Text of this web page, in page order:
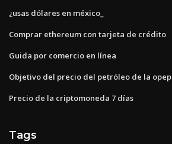
¿usas dólares en méxico_
Comprar ethereum con tarjeta de crédito
Guida por comercio en línea
Objetivo del precio del petróleo de la opep
Precio de la criptomoneda 7 días
Tags